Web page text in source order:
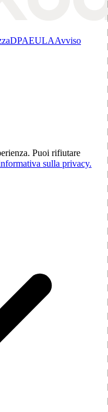
DPAEULAAvviso
Puoi rifiutare
sulla privacy.